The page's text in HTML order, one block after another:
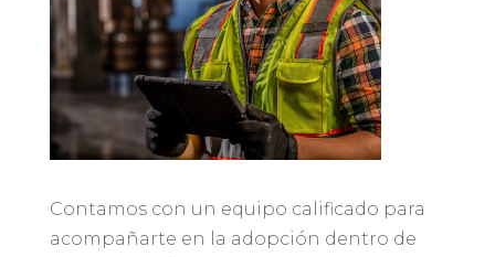
Contamos con un equipo calificado para
acompañarte en la adopción dentro de